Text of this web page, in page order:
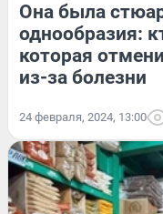
Она была
однообразия:
которая
из-за болезни
24 февраля, 2024, 13:00